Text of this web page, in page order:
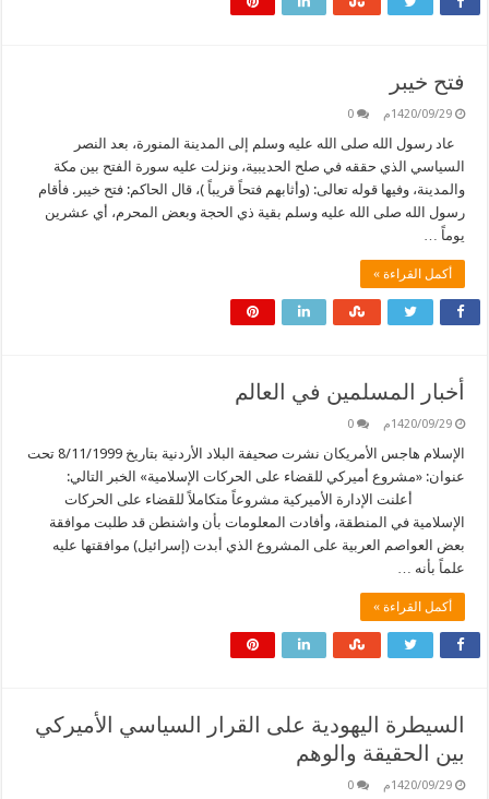
فتح خيبر
1420/09/29م 0
عاد رسول الله صلى الله عليه وسلم إلى المدينة المنورة، بعد النصر
السياسي الذي حققه في صلح الحديبية، ونزلت عليه سورة الفتح بين مكة
والمدينة، وفيها قوله تعالى: (وأثابهم فتحاً قريباً )، قال الحاكم: فتح خيبر. فأقام
رسول الله صلى الله عليه وسلم بقية ذي الحجة وبعض المحرم، أي عشرين
يوماً …
أكمل القراءة »
أخبار المسلمين في العالم
1420/09/29م 0
الإسلام هاجس الأمريكان نشرت صحيفة البلاد الأردنية بتاريخ 8/11/1999 تحت
عنوان: «مشروع أميركي للقضاء على الحركات الإسلامية» الخبر التالي:
أعلنت الإدارة الأميركية مشروعاً متكاملاً للقضاء على الحركات
الإسلامية في المنطقة، وأفادت المعلومات بأن واشنطن قد طلبت موافقة
بعض العواصم العربية على المشروع الذي أبدت (إسرائيل) موافقتها عليه
علماً بأنه …
أكمل القراءة »
السيطرة اليهودية على القرار السياسي الأميركي
بين الحقيقة والوهم
1420/09/29م 0